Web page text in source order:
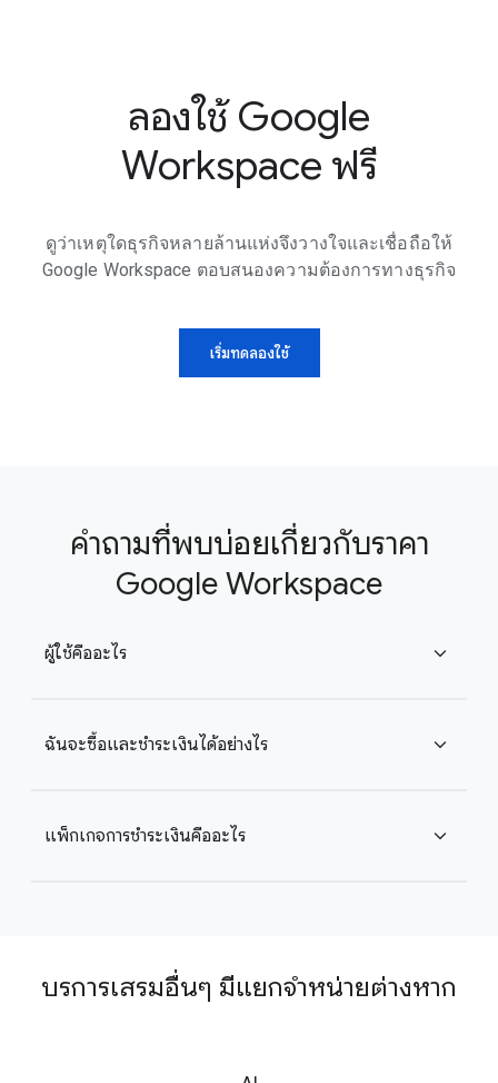
ลองใช้ Google
Workspace ฟรี
ดูว่าเหตุใดธุรกิจหลายล้านแห่งจึงวางใจและเชื่อถือให้
Google Workspace ตอบสนองความต้องการทางธุรกิจ
เริ่มทดลองใช้
คำถามที่พบบ่อยเกี่ยวกับราคา
Google Workspace
ผู้ใช้คืออะไร expand_more
ฉันจะซื้อและชำระเงินได้อย่างไร expand_more
แพ็กเกจการชำระเงินคืออะไร expand_more
บริการเสริมอื่นๆ มีแยกจำหน่ายต่างหาก